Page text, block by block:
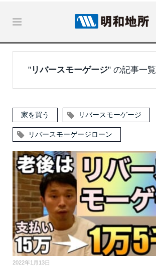
" リバースモーゲージ" の記事一覧
家を買う リバースモーゲージ
リバースモーゲージローン
2022年1月13日